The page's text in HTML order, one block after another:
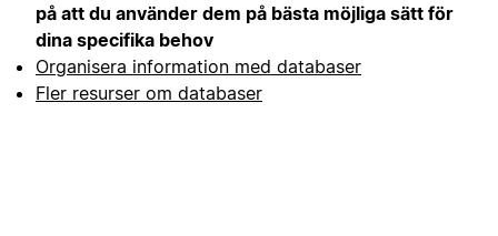
på att du använder dem på bästa möjliga sätt för
dina specifika behov
Organisera information med databaser
Fler resurser om databaser